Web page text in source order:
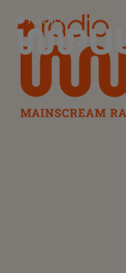
Radio Impuls